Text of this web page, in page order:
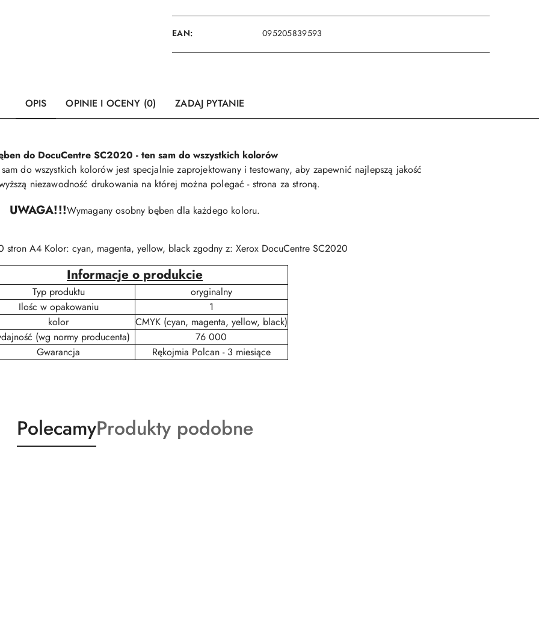
EAN: 095205839593
OPIS OPINIE I OCENY (0) ZADAJ PYTANIE
do DocuCentre SC2020 - ten sam do wszystkich kolorów
do wszystkich kolorów jest specjalnie zaprojektowany i testowany, aby zapewnić najlepszą jakość
niezawodność drukowania na której można polegać - strona za stroną.
UWAGA!!!Wymagany osobny bęben dla każdego koloru.
A4 Kolor: cyan, magenta, yellow, black zgodny z: Xerox DocuCentre SC2020
Informacje o produkcie
Typ produktu
oryginalny
Ilośc w opakowaniu
1
kolor
CMYK (cyan, magenta, yellow, black)
(wg normy producenta)
76 000
Gwarancja
Rękojmia Polcan - 3 miesiące
Produkty
o
PolecamyProdukty
o
Produkty podobne